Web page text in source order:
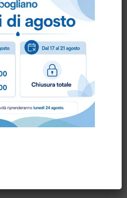
al0172 478161oppure
info@bogliano.it.
siamo a disposizione.